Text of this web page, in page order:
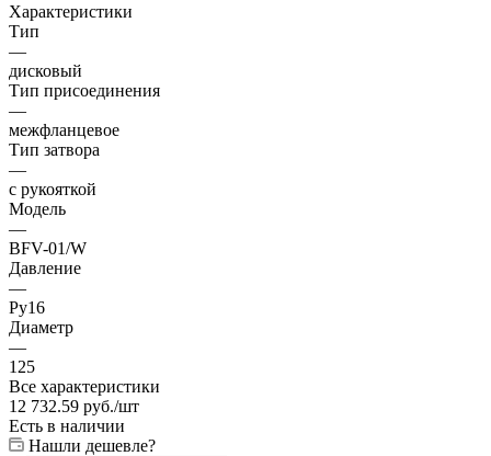
Характеристики
Тип
—
дисковый
Тип присоединения
—
межфланцевое
Тип затвора
—
с рукояткой
Модель
—
BFV-01/W
Давление
—
Ру16
Диаметр
—
125
Все характеристики
12 732.59 руб./шт
Есть в наличии
Нашли дешевле?